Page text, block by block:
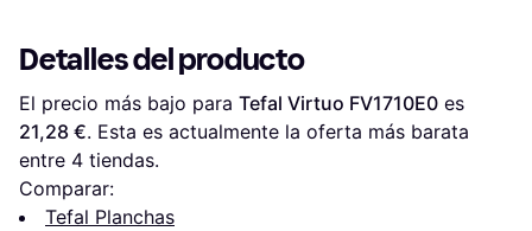
Detalles del producto
El precio más bajo para Tefal Virtuo FV1710E0
21,28 €. Esta es actualmente la oferta más barata
entre 4 tiendas.
Comparar:
Tefal Planchas